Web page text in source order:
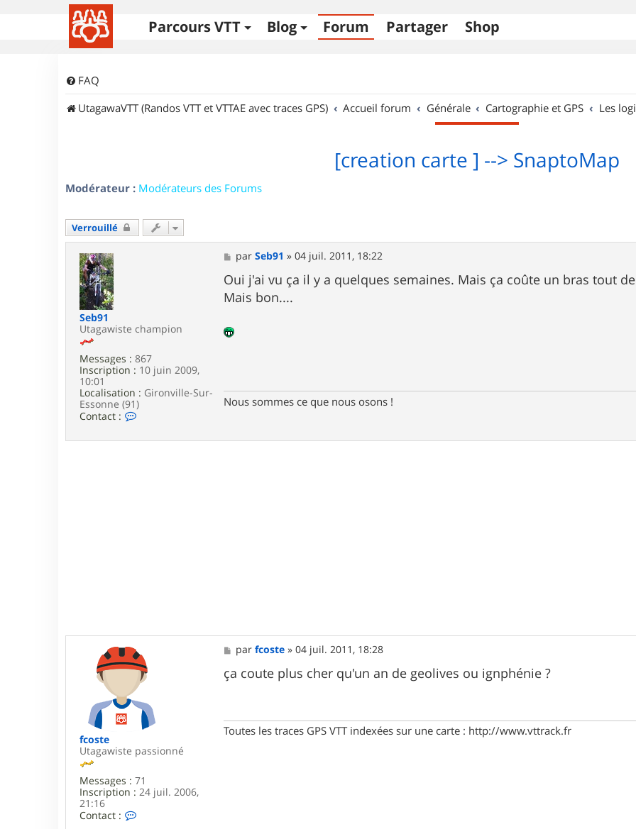
Parcours VTT Blog Forum Partager Shop
FAQ
UtagawaVTT (Randos VTT et VTTAE avec traces GPS)
Accueil forum Générale Cartographie et GPS Les
[creation carte ] --> SnaptoMap
Modérateur : Modérateurs des Forums
Verrouillé
Seb91
Utagawiste champion
Messages : 867
Inscription : 10 juin 2009,
10:01
Localisation : Gironville-Sur-
Essonne (91)
Contact :
M
e
s
s
a
parSeb91 »04 juil. 2011, 18:22
Oui j'ai vu ça il y a quelques semaines. Mais ça coûte un bras tout
Mais bon....
Nous sommes ce que nous osons !
fcoste
Utagawiste passionné
Messages : 71
Inscription : 24 juil. 2006,
21:16
Contact :
M
e
s
s
parfcoste »04 juil. 2011, 18:28
ça coute plus cher qu'un an de geolives ou ignphénie ?
Toutes les traces GPS VTT indexées sur une carte : http://www.vttrack.fr